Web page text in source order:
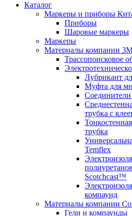
Каталог
Маркеры и приборы
Приборы
Шаровые маркеры
Маркеры
Материалы компании
Трассопоисковое
Лубрикант
Муфта для
трубка с
трубка
Temflex
Scotchcast™
компаунд
Материалы компании
Гели и компаунды